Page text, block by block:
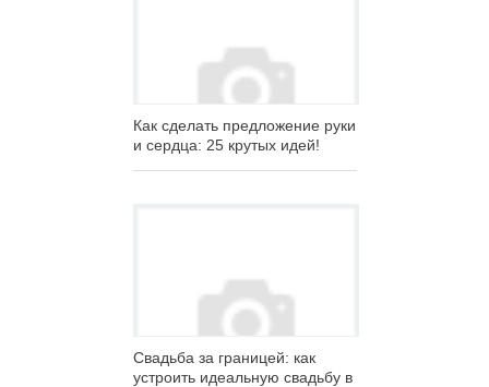
Как сделать предложение руки
и сердца: 25 крутых идей!
Свадьба за границей: как
устроить идеальную свадьбу в